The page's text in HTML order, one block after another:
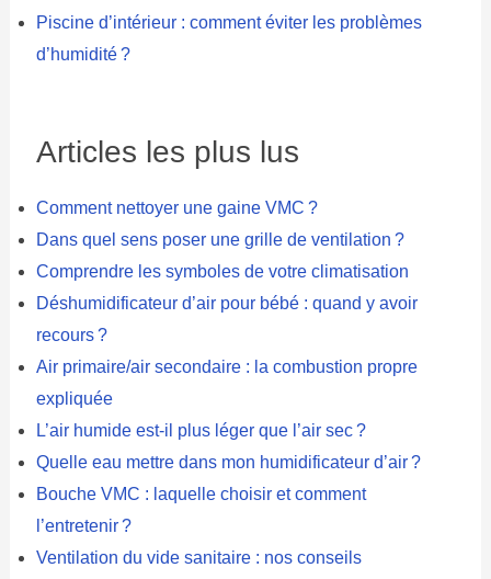
Piscine d’intérieur : comment éviter les problèmes
d’humidité ?
Articles les plus lus
Comment nettoyer une gaine VMC ?
Dans quel sens poser une grille de ventilation ?
Comprendre les symboles de votre climatisation
Déshumidificateur d’air pour bébé : quand y avoir
recours ?
Air primaire/air secondaire : la combustion propre
expliquée
L’air humide est-il plus léger que l’air sec ?
Quelle eau mettre dans mon humidificateur d’air ?
Bouche VMC : laquelle choisir et comment
l’entretenir ?
Ventilation du vide sanitaire : nos conseils